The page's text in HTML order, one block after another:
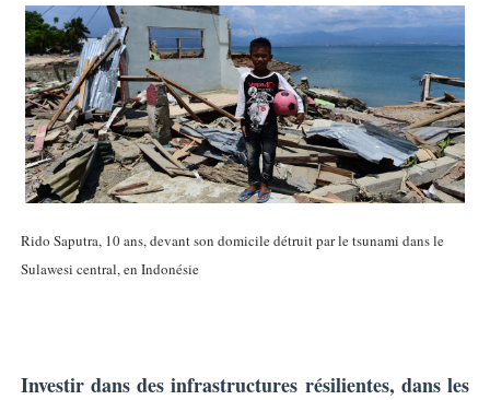
Rido Saputra, 10 ans, devant son domicile détruit par le tsunami dans le
Sulawesi central, en Indonésie
Investir dans des infrastructures résilientes, dans les